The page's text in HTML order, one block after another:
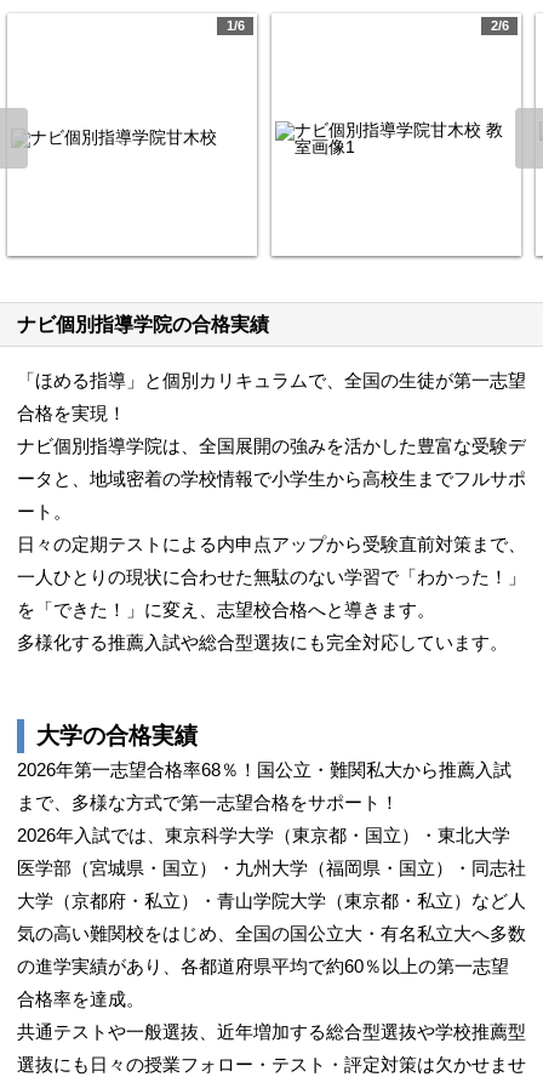
1/6 2/6
ナビ個別指導学院の合格実績
「ほめる指導」と個別カリキュラムで、全国の生徒が第一志望
合格を実現！
ナビ個別指導学院は、全国展開の強みを活かした豊富な受験デ
ータと、地域密着の学校情報で小学生から高校生までフルサポ
ート。
日々の定期テストによる内申点アップから受験直前対策まで、
一人ひとりの現状に合わせた無駄のない学習で「わかった！」
を「できた！」に変え、志望校合格へと導きます。
多様化する推薦入試や総合型選抜にも完全対応しています。
大学の合格実績
2026年第一志望合格率68％！国公立・難関私大から推薦入試
まで、多様な方式で第一志望合格をサポート！
2026年入試では、東京科学大学（東京都・国立）・東北大学
医学部（宮城県・国立）・九州大学（福岡県・国立）・同志社
大学（京都府・私立）・青山学院大学（東京都・私立）など人
気の高い難関校をはじめ、全国の国公立大・有名私立大へ多数
の進学実績があり、各都道府県平均で約60％以上の第一志望
合格率を達成。
共通テストや一般選抜、近年増加する総合型選抜や学校推薦型
選抜にも日々の授業フォロー・テスト・評定対策は欠かせませ